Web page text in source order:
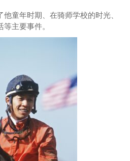
童年时期、在骑师学校的时光、
主要事件。